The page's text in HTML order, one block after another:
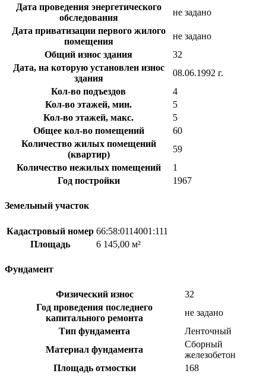
Дата проведения энергетического
обследования
не задано
Дата приватизации первого жилого
помещения
не задано
Общий износ здания
32
Дата, на которую установлен износ
здания
08.06.1992 г.
Кол-во подъездов
4
Кол-во этажей, мин.
5
Кол-во этажей, макс.
5
Общее кол-во помещений
60
Количество жилых помещений
(квартир)
59
Количество нежилых помещений
1
Год постройки
1967
Земельный участок
Кадастровый номер 66:58:0114001:111
Площадь
6 145,00 м²
Фундамент
Физический износ
32
Год проведения последнего
капитального ремонта
не задано
Тип фундамента
Ленточный
Материал фундамента
Сборный
железобетон
Площадь отмостки
168